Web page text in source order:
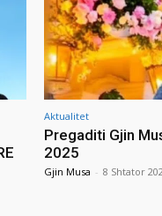
Aktualitet
Pregaditi Gjin
2025
Gjin Musa - 8 Shtator